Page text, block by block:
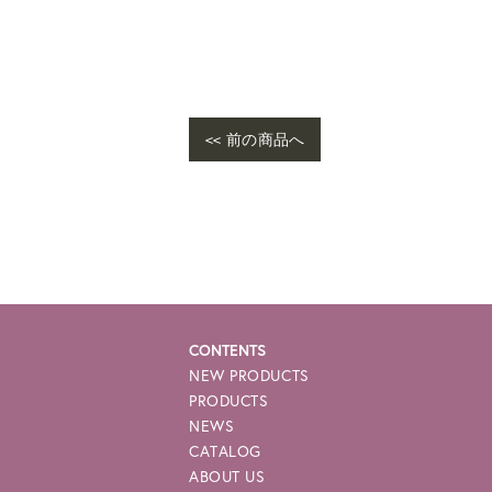
<< 前の商品へ
CONTENTS
NEW PRODUCTS
PRODUCTS
NEWS
CATALOG
ABOUT US